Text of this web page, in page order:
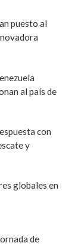
puesto al
al país de
con
y
globales en
de